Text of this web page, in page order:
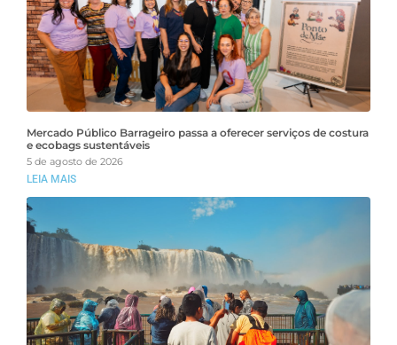
Mercado Público Barrageiro passa a oferecer serviços de costura
e ecobags sustentáveis
5 de agosto de 2026
LEIA MAIS